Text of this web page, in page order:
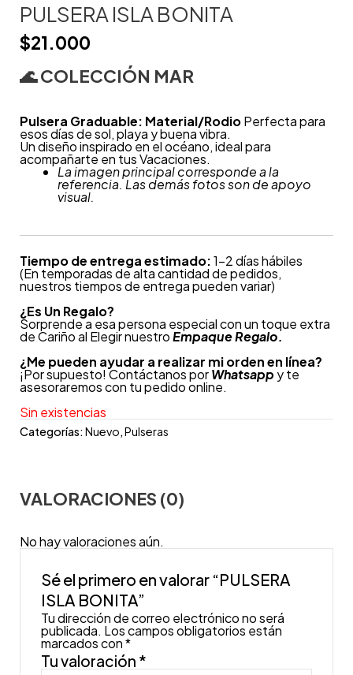
PULSERA ISLA BONITA
$21.000
🌊COLECCIÓN MAR
Pulsera Graduable: Material/RodioPerfecta para
esos días de sol, playa y buena vibra.
Un diseño inspirado en el océano, ideal para
acompañarte en tus Vacaciones.
La imagen principal corresponde a la
referencia. Las demás fotos son de apoyo
visual.
Tiempo de entrega estimado:1-2 días hábiles
(En temporadas de alta cantidad de pedidos,
nuestros tiempos de entrega pueden variar)
¿Es Un Regalo?
Sorprende a esa persona especial con un toque extra
de Cariño al Elegir nuestroEmpaque Regalo.
¿Me pueden ayudar a realizar mi orden en línea?
¡Por supuesto! Contáctanos porWhatsapp y te
asesoraremos con tu pedido online.
Sin existencias
Categorías:Nuevo,Pulseras
VALORACIONES (0)
No hay valoraciones aún.
Sé el primero en valorar “PULSERA
ISLA BONITA”
Tu dirección de correo electrónico no será
publicada. Los campos obligatorios están
marcados con*
Tu valoración *